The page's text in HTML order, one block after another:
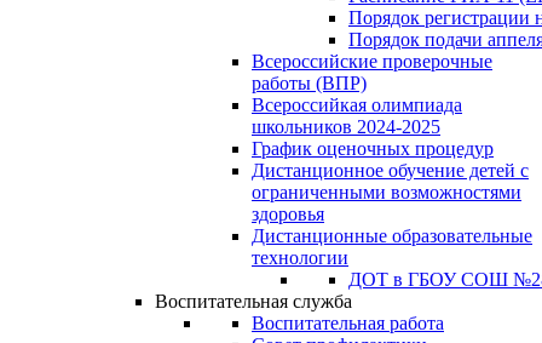
Порядок регистрации
Порядок подачи
Всероссийские проверочные
работы (ВПР)
Всероссийкая олимпиада
школьников 2024-2025
График оценочных процедур
Дистанционное обучение детей с
ограниченными возможностями
здоровья
Дистанционные образовательные
технологии
ДОТ в ГБОУ СОШ
Воспитательная служба
Воспитательная работа